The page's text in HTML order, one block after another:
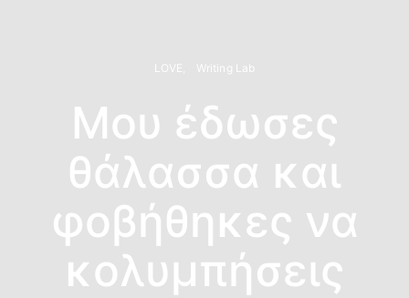
LOVE Writing Lab
Μου έδωσες
θάλασσα και
φοβήθηκες να
κολυμπήσεις